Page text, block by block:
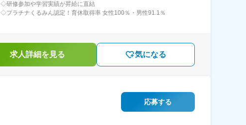
◇研修参加や学習実績が昇給に直結
◇プラチナくるみん認定！育休取得率 女性100％・男性91.1％
求人詳細を見る 気になる
応募する